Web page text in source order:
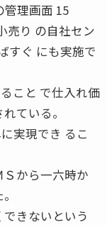
の管理画面 15
売り の自社セン
すぐ にも実施で
こと で仕入れ価
ている。
実現でき るこ
から一六時か
きないという